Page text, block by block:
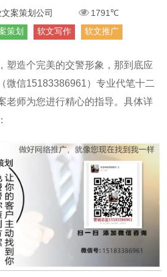
案策划公司
1791℃
策划 软文写作 软文推广
塑造个完美的交警形象，那到底应
（微信15183386961）专业代笔十二
老师为您进行精心的指导。具体详